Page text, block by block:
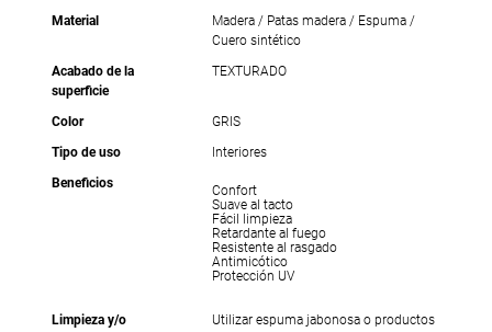
Material
Madera / Patas madera / Espuma /
Cuero sintético
Acabado de la
superficie
TEXTURADO
Color
GRIS
Tipo de uso
Interiores
Beneficios
Confort
Suave al tacto
Fácil limpieza
Retardante al fuego
Resistente al rasgado
Antimicótico
Protección UV
Limpieza y/o
Utilizar espuma jabonosa o productos